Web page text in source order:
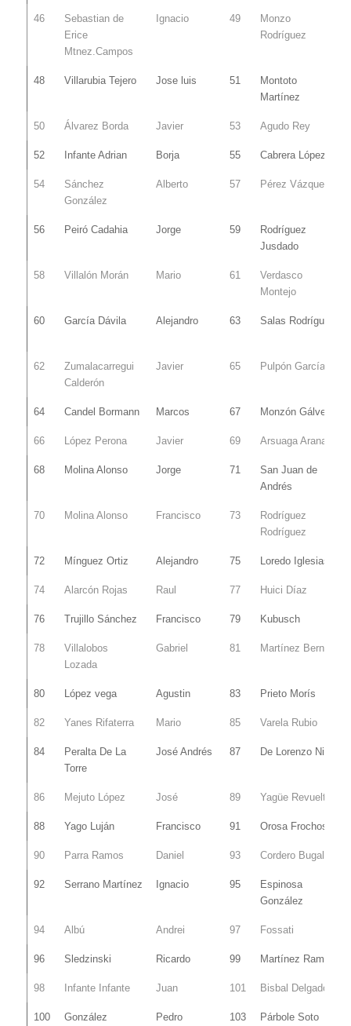
46
Sebastian de
Erice
Mtnez.Campos
Ignacio 49
Monzo
Rodríguez
48 Villarubia Tejero Jose luis 51
Montoto
Martínez
50 Álvarez Borda Javier 53 Agudo Rey
52 Infante Adrian Borja 55 Cabrera López
54
Sánchez
González
Alberto 57 Pérez Vázquez
56 Peiró Cadahia Jorge 59
Rodríguez
Jusdado
58 Villalón Morán Mario 61
Verdasco
Montejo
60 García Dávila Alejandro 63 Salas Rodríguez
62
Zumalacarregui
Calderón
Javier 65 Pulpón García
64 Candel Bormann Marcos 67 Monzón Gálvez
66 López Perona Javier 69 Arsuaga Arana
68 Molina Alonso Jorge 71
San Juan de
Andrés
70 Molina Alonso Francisco 73
Rodríguez
Rodríguez
72 Mínguez Ortiz Alejandro 75 Loredo Iglesias
74 Alarcón Rojas Raul 77 Huici Díaz
76 Trujillo Sánchez Francisco 79 Kubusch
78
Villalobos
Lozada
Gabriel 81 Martínez Bernal
80 López vega Agustin 83 Prieto Morís
82 Yanes Rifaterra Mario 85 Varela Rubio
84
Peralta De La
Torre
José Andrés 87 De Lorenzo Nieto
86 Mejuto López José 89 Yagüe Revuelta
88 Yago Luján Francisco 91 Orosa Frochoso
90 Parra Ramos Daniel 93 Cordero Bugallo
92 Serrano Martínez Ignacio 95
Espinosa
González
94 Albú Andrei 97 Fossati
96 Sledzinski Ricardo 99 Martínez Ramón
98 Infante Infante Juan 101 Bisbal Delgado
100 González Pedro 103 Párbole Soto